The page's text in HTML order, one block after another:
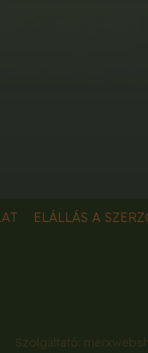
ELÁLLÁS A
Szolgáltató: